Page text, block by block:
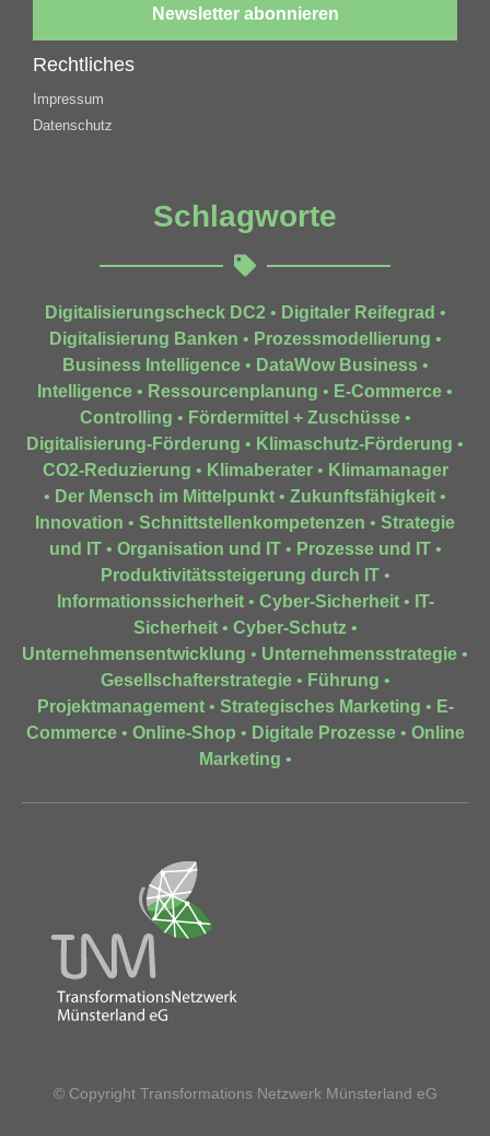
Newsletter abonnieren
Rechtliches
Impressum
Datenschutz
Schlagworte
Digitalisierungscheck DC2• Digitaler Reifegrad •
Digitalisierung Banken • Prozessmodellierung •
Business Intelligence• DataWow Business•
Intelligence • Ressourcenplanung • E-Commerce •
Controlling • Fördermittel + Zuschüsse•
Digitalisierung-Förderung • Klimaschutz-Förderung •
CO2-Reduzierung • Klimaberater• Klimamanager
• Der Mensch im Mittelpunkt • Zukunftsfähigkeit •
Innovation • Schnittstellenkompetenzen • Strategie
und IT• Organisation und IT• Prozesse und IT•
Produktivitätssteigerung durch IT•
Informationssicherheit• Cyber-Sicherheit• IT-
Sicherheit• Cyber-Schutz•
Unternehmensentwicklung • Unternehmensstrategie •
Gesellschafterstrategie• Führung •
Projektmanagement• Strategisches Marketing • E-
Commerce• Online-Shop • Digitale Prozesse• Online
Marketing •
© Copyright Transformations Netzwerk Münsterland eG